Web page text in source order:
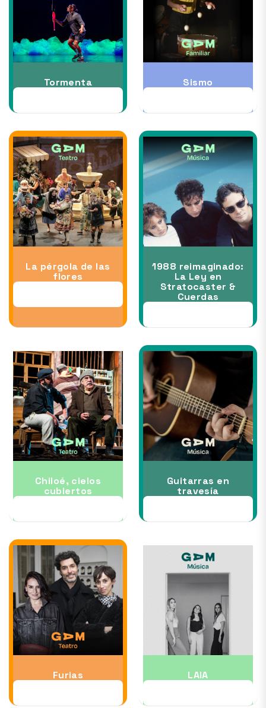
Tormenta Sismo
La pérgola de las
flores
1988 reimaginado:
La Ley en
Stratocaster &
Cuerdas
Chiloé, cielos
cubiertos
Guitarras en
travesía
Furias LAIA